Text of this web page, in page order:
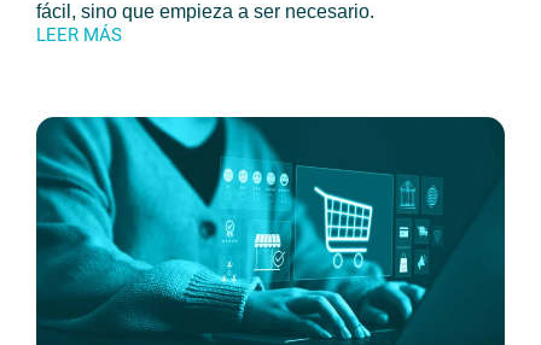
fácil, sino que empieza a ser necesario.
LEER MÁS